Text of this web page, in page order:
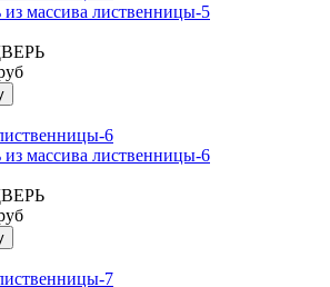
из массива лиственницы-5
из массива лиственницы-6